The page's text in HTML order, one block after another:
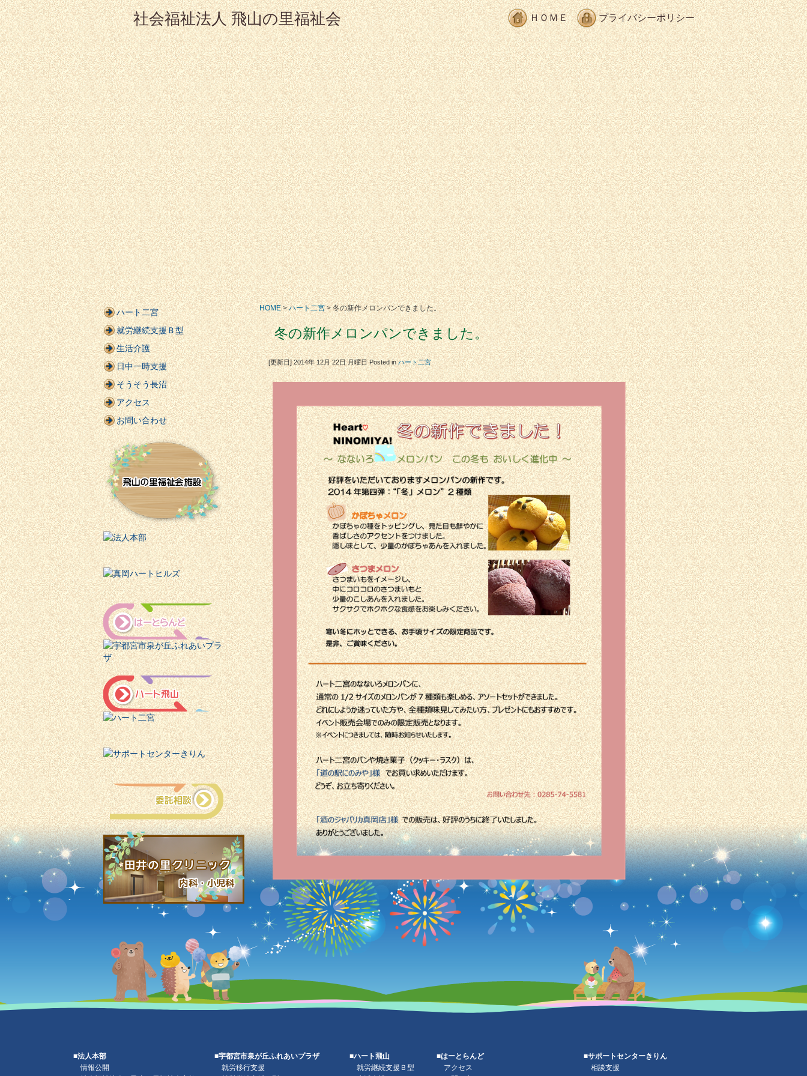
社会福祉法人 飛山の里福祉会 プライバシーポリシー
ＨＯＭＥ
HOME>ハート二宮> 冬の新作メロンパンできました。
冬の新作メロンパンできました。
[更新日] 2014年 12月 22日 月曜日Posted inハート二宮
ハート二宮
就労継続支援Ｂ型
生活介護
日中一時支援
そうそう長沼
アクセス
お問い合わせ
■法人本部
情報公開
■宇都宮市泉が丘ふれあいプラザ
就労移行支援
■ハート飛山
就労継続支援Ｂ型
■はーとらんど
アクセス
■サポートセンターきりん
相談支援